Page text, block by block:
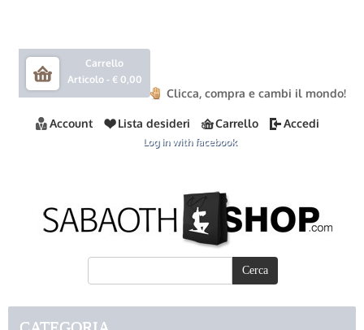
Carrello
Articolo - € 0,00
Clicca, compra e cambi il mondo!
Account Lista desideri Carrello Accedi
Log in with facebook